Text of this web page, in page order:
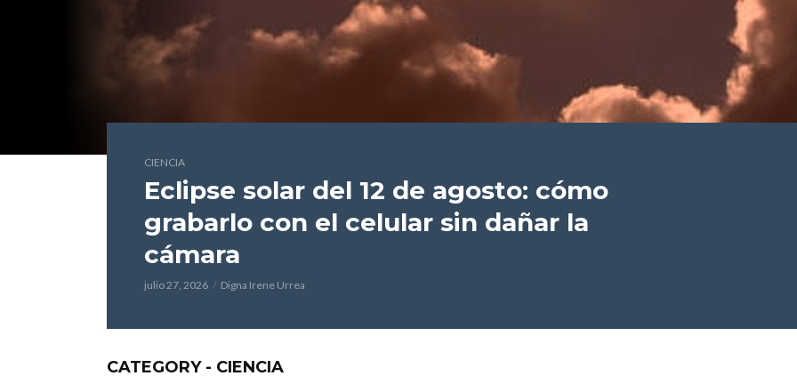
CIENCIA
Eclipse solar del 12 de agosto: cómo
grabarlo con el celular sin dañar la
cámara
julio 27, 2026 Digna Irene Urrea
CATEGORY - CIENCIA